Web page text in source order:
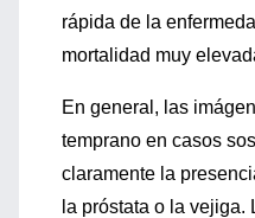
rápida de la
mortalidad muy
En general, las
temprano en casos
claramente la
la próstata o la vejiga.